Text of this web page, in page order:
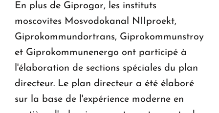
En plus de Giprogor, les instituts
moscovites Mosvodokanal NIIproekt,
Giprokommundortrans, Giprokommunstroy
et Giprokommunenergo ont participé à
l'élaboration de sections spéciales du plan
directeur. Le plan directeur a été élaboré
sur la base de l'expérience moderne en